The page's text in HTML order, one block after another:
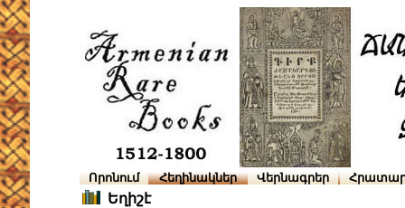
Որոնում Հեղինակներ Վերնագրեր
Եղիշէ